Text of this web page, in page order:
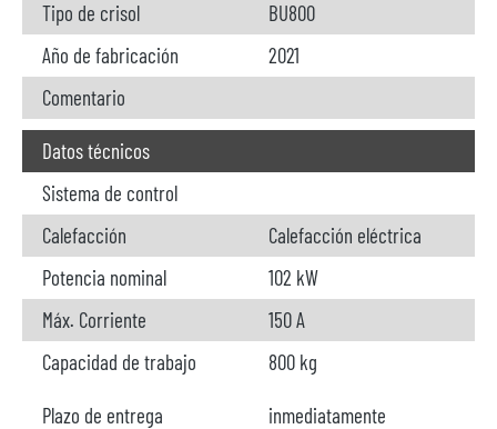
Tipo de crisol
BU800
Año de fabricación
2021
Comentario
Datos técnicos
Sistema de control
Calefacción
Calefacción eléctrica
Potencia nominal
102 kW
Máx. Corriente
150 A
Capacidad de trabajo
800 kg
Plazo de entrega
inmediatamente